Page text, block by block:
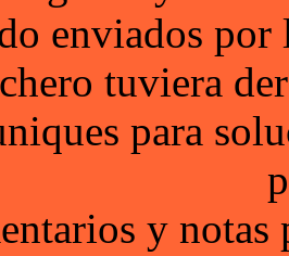
enviados por
tuviera
para
y notas